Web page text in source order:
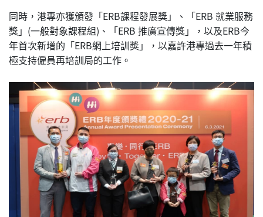
同時，港專亦獲頒發「ERB課程發展獎」、「ERB 就業服務
獎」(一般對象課程組)、「ERB 推廣宣傳獎」，以及ERB今
年首次新增的「ERB網上培訓獎」，以嘉許港專過去一年積
極支持僱員再培訓局的工作。